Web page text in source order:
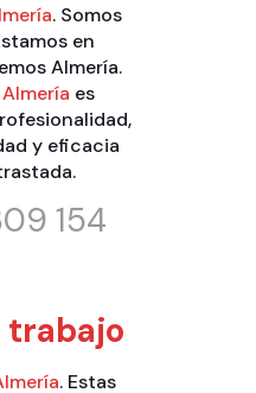
. Somos
en
Almería.
es
y eficacia
154
trabajo
. Estas